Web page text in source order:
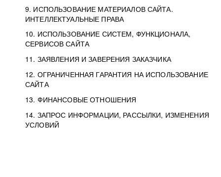
9. ИСПОЛЬЗОВАНИЕ МАТЕРИАЛОВ САЙТА.
ИНТЕЛЛЕКТУАЛЬНЫЕ ПРАВА
10. ИСПОЛЬЗОВАНИЕ СИСТЕМ, ФУНКЦИОНАЛА,
СЕРВИСОВ САЙТА
11. ЗАЯВЛЕНИЯ И ЗАВЕРЕНИЯ ЗАКАЗЧИКА
12. ОГРАНИЧЕННАЯ ГАРАНТИЯ НА ИСПОЛЬЗОВАНИЕ
САЙТА
13. ФИНАНСОВЫЕ ОТНОШЕНИЯ
14. ЗАПРОС ИНФОРМАЦИИ, РАССЫЛКИ, ИЗМЕНЕНИЯ
УСЛОВИЙ